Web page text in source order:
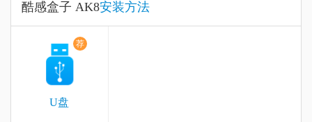
酷感盒子 AK8安装方法
荐
U盘